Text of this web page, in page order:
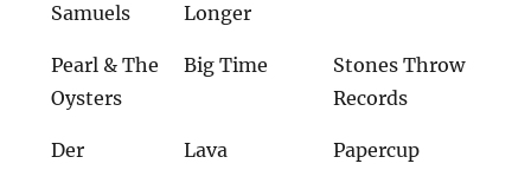
Samuels
Longer
Pearl & The
Oysters
Big Time
Stones Throw
Records
Der
Lava Papercup